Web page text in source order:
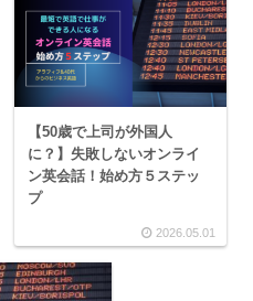
【50歳で上司が外国人
に？】失敗しないオンライ
ン英会話！始め方５ステッ
プ
2026.05.01